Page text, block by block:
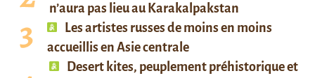
n’aura pas lieu au Karakalpakstan
Les artistes russes de moins en moins
accueillis en Asie centrale
Desert kites, peuplement préhistorique et